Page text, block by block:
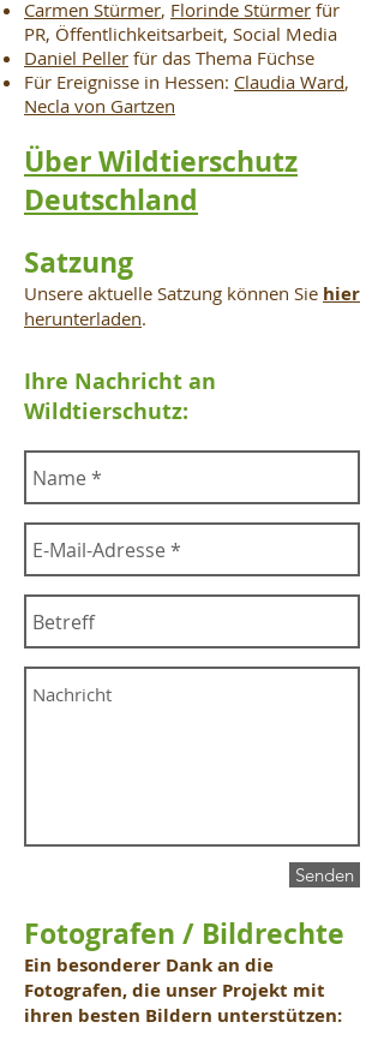
Carmen Stürmer, Florinde Stürmer für
PR, Öffentlichkeitsarbeit, Social Media
Daniel Peller für das Thema Füchse
Für Ereignisse in Hessen: Claudia Ward,
Necla von Gartzen
Über Wildtierschutz
Deutschland
Satzung
Unsere aktuelle Satzung können Sie hier
herunterladen.
Ihre Nachricht an
Wildtierschutz:
Senden
Fotografen / Bildrechte
Ein besonderer Dank an die
Fotografen, die unser Projekt mit
ihren besten Bildern unterstützen: